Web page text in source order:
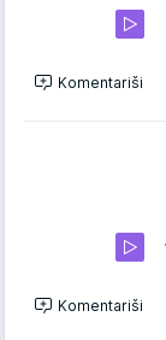
Komentariši
Komentariši